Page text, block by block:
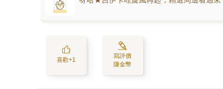
喜歡+1
寫評價
賺金幣